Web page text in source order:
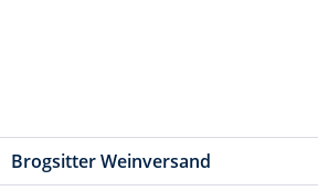
Brogsitter Weinversand